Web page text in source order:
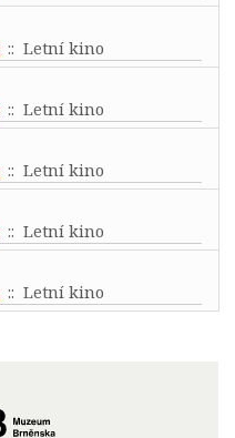
:: Letní kino
:: Letní kino
:: Letní kino
:: Letní kino
:: Letní kino